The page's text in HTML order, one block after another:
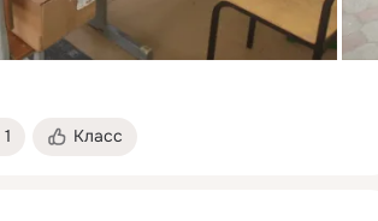
1 Класс